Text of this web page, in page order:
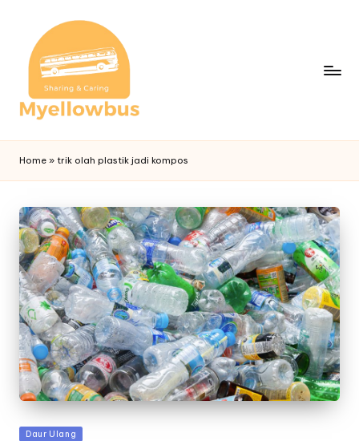
Home » trik olah plastik jadi kompos
Posted
Daur Ulang